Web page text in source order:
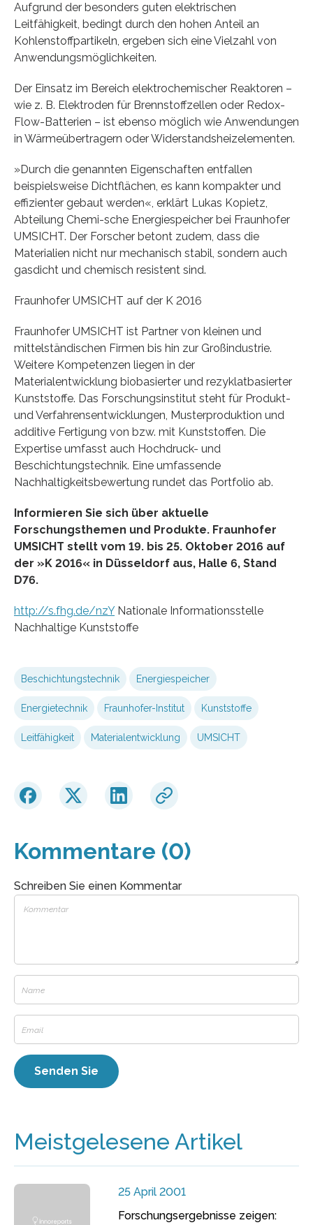
Aufgrund der besonders guten elektrischen
Leitfähigkeit, bedingt durch den hohen Anteil an
Kohlenstoffpartikeln, ergeben sich eine Vielzahl von
Anwendungsmöglichkeiten.
Der Einsatz im Bereich elektrochemischer Reaktoren –
wie z. B. Elektroden für Brennstoffzellen oder Redox-
Flow-Batterien – ist ebenso möglich wie Anwendungen
in Wärmeübertragern oder Widerstandsheizelementen.
»Durch die genannten Eigenschaften entfallen
beispielsweise Dichtflächen, es kann kompakter und
effizienter gebaut werden«, erklärt Lukas Kopietz,
Abteilung Chemi-sche Energiespeicher bei Fraunhofer
UMSICHT. Der Forscher betont zudem, dass die
Materialien nicht nur mechanisch stabil, sondern auch
gasdicht und chemisch resistent sind.
Fraunhofer UMSICHT auf der K 2016
Fraunhofer UMSICHT ist Partner von kleinen und
mittelständischen Firmen bis hin zur Großindustrie.
Weitere Kompetenzen liegen in der
Materialentwicklung biobasierter und rezyklatbasierter
Kunststoffe. Das Forschungsinstitut steht für Produkt-
und Verfahrensentwicklungen, Musterproduktion und
additive Fertigung von bzw. mit Kunststoffen. Die
Expertise umfasst auch Hochdruck- und
Beschichtungstechnik. Eine umfassende
Nachhaltigkeitsbewertung rundet das Portfolio ab.
Informieren Sie sich über aktuelle
Forschungsthemen und Produkte. Fraunhofer
UMSICHT stellt vom 19. bis 25. Oktober 2016 auf
der »K 2016« in Düsseldorf aus, Halle 6, Stand
D76.
http://s.fhg.de/nzYNationale Informationsstelle
Nachhaltige Kunststoffe
Beschichtungstechnik Energiespeicher
Energietechnik Fraunhofer-Institut Kunststoffe
Leitfähigkeit Materialentwicklung UMSICHT
Kommentare (0)
Schreiben Sie einen Kommentar
Meistgelesene Artikel
25 April 2001
Forschungsergebnisse zeigen: